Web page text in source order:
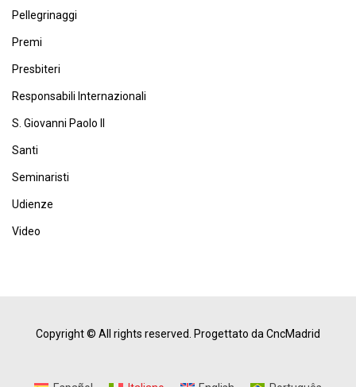
Pellegrinaggi
Premi
Presbiteri
Responsabili Internazionali
S. Giovanni Paolo II
Santi
Seminaristi
Udienze
Video
Copyright © All rights reserved. Progettato da CncMadrid